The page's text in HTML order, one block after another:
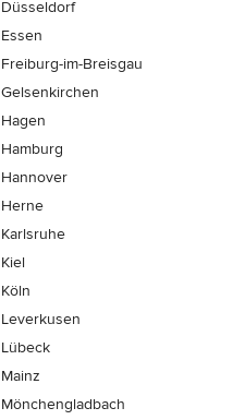
Düsseldorf
Essen
Freiburg-im-Breisgau
Gelsenkirchen
Hagen
Hamburg
Hannover
Herne
Karlsruhe
Kiel
Köln
Leverkusen
Lübeck
Mainz
Mönchen­gladbach